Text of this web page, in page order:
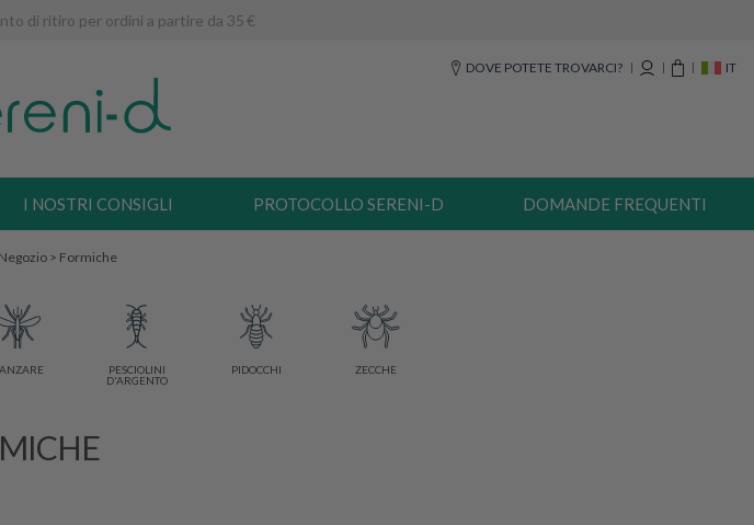
di ritiro per ordini a partire da 35 €
DOVE POTETE TROVARCI? IT
I NOSTRI CONSIGLI PROTOCOLLO SERENI-D DOMANDE FREQUENTI
Negozio> Formiche
PESCIOLINI
D'ARGENTO
PIDOCCHI ZECCHE